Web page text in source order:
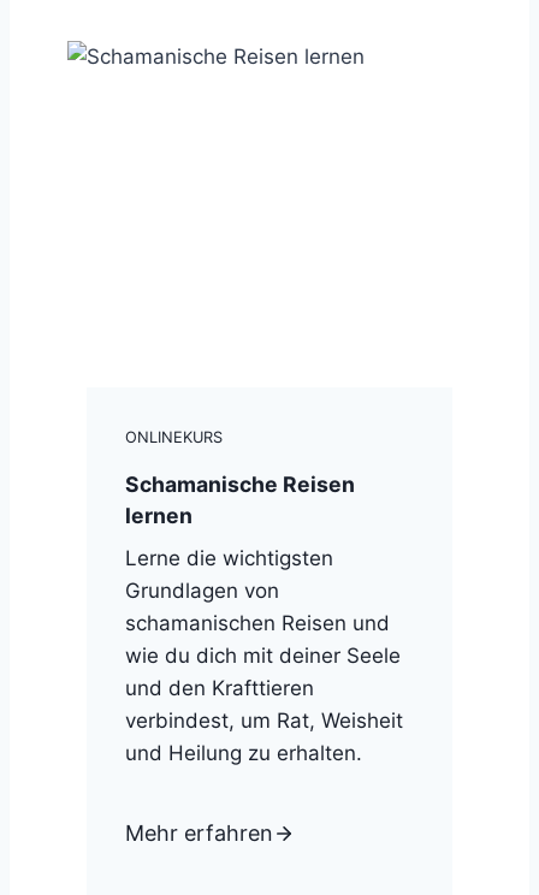
ONLINEKURS
Schamanische Reisen
lernen
Lerne die wichtigsten
Grundlagen von
schamanischen Reisen und
wie du dich mit deiner Seele
und den Krafttieren
verbindest, um Rat, Weisheit
und Heilung zu erhalten.
Mehr erfahren